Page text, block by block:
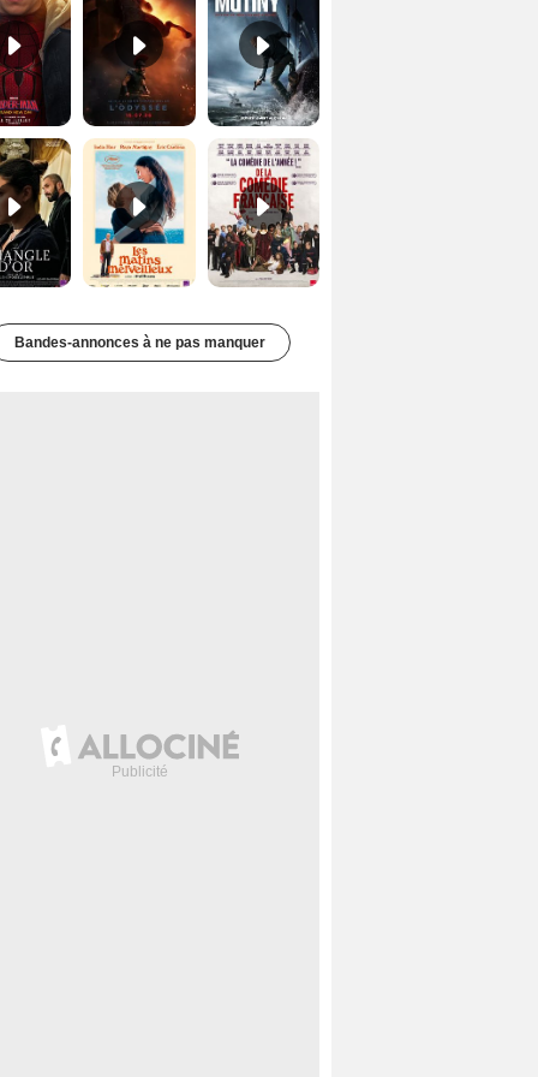
Les Matins merveilleux Bande-annonce VF De la Comédie-Française Teaser VF
Bandes-annonces à ne pas manquer